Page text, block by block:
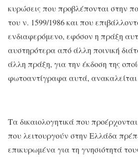
κυρώσεις που προβλέπονται στην
του ν. 1599/1986 και που
ενδιαφερόμενο, εφόσον η πράξη
αυστηρότερα από άλλη ποινική
άλλη πράξη, για την έκδοση της
φωτοαντίγραφα αυτά,
Τα δικαιολογητικά που
που λειτουργούν στην Ελλάδα
επικυρωμένα για τη γνησιότητά